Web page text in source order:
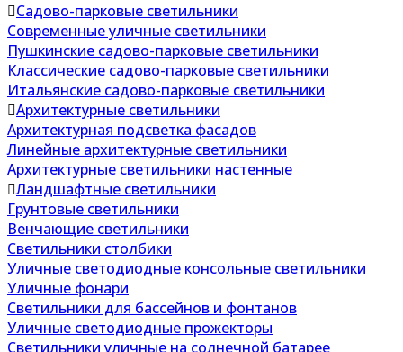
Садово-парковые светильники
Современные уличные светильники
Пушкинские садово-парковые светильники
Классические садово-парковые светильники
Итальянские садово-парковые светильники
Архитектурные светильники
Архитектурная подсветка фасадов
Линейные архитектурные светильники
Архитектурные светильники настенные
Ландшафтные светильники
Грунтовые светильники
Венчающие светильники
Светильники столбики
Уличные светодиодные консольные светильники
Уличные фонари
Светильники для бассейнов и фонтанов
Уличные светодиодные прожекторы
Светильники уличные на солнечной батарее